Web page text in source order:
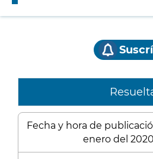
Fecha y hora de
enero del